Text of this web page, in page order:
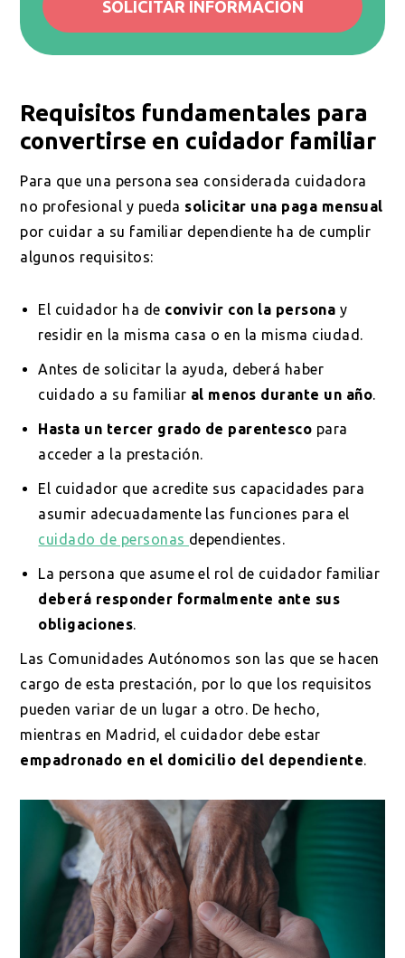
SOLICITAR INFORMACIÓN
Requisitos fundamentales para
convertirse en cuidador familiar
Para que una persona sea considerada cuidadora
no profesional y pueda solicitar una paga mensual
por cuidar a su familiar dependiente ha de cumplir
algunos requisitos:
El cuidador ha de convivir con la persona y
residir en la misma casa o en la misma ciudad.
Antes de solicitar la ayuda, deberá haber
cuidado a su familiar al menos durante un año.
Hasta un tercer grado de parentesco para
acceder a la prestación.
El cuidador que acredite sus capacidades para
asumir adecuadamente las funciones para el
cuidado de personas dependientes.
La persona que asume el rol de cuidador familiar
deberá responder formalmente ante sus
obligaciones.
Las Comunidades Autónomos son las que se hacen
cargo de esta prestación, por lo que los requisitos
pueden variar de un lugar a otro. De hecho,
mientras en Madrid, el cuidador debe estar
empadronado en el domicilio del dependiente.